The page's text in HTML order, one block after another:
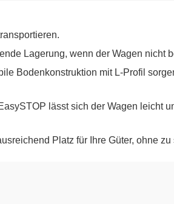
Lagerung, wenn der Wagen nicht
Bodenkonstruktion mit L-Profil
lässt sich der Wagen leicht
Platz für Ihre Güter, ohne